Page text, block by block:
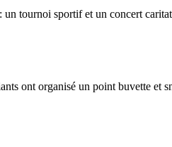
un tournoi sportif et un concert
ont organisé un point buvette et